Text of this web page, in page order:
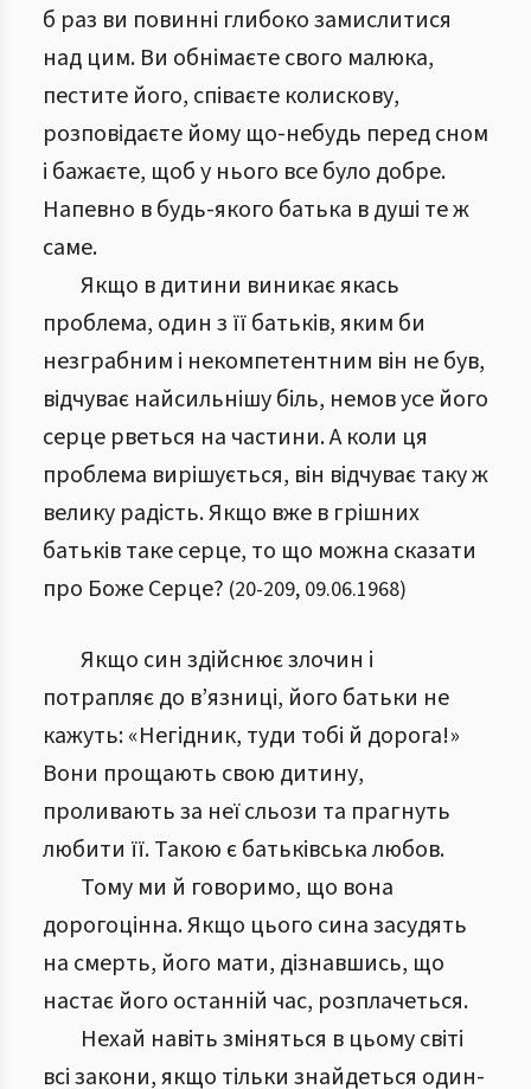
б раз ви повинні глибоко замислитися
над цим. Ви обнімаєте свого малюка,
пестите його, співаєте колискову,
розповідаєте йому що-небудь перед сном
і бажаєте, щоб у нього все було добре.
Напевно в будь-якого батька в душі те ж
саме.
Якщо в дитини виникає якась
проблема, один з її батьків, яким би
незграбним і некомпетентним він не був,
відчуває найсильнішу біль, немов усе його
серце рветься на частини. А коли ця
проблема вирішується, він відчуває таку ж
велику радість. Якщо вже в грішних
батьків таке серце, то що можна сказати
про Боже Серце? (20-209, 09.06.1968)
Якщо син здійснює злочин і
потрапляє до в’язниці, його батьки не
кажуть: «Негідник, туди тобі й дорога!»
Вони прощають свою дитину,
проливають за неї сльози та прагнуть
любити її. Такою є батьківська любов.
Тому ми й говоримо, що вона
дорогоцінна. Якщо цього сина засудять
на смерть, його мати, дізнавшись, що
настає його останній час, розплачеться.
Нехай навіть зміняться в цьому світі
всі закони, якщо тільки знайдеться один-